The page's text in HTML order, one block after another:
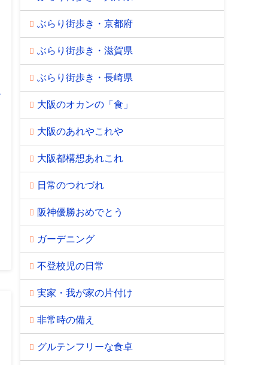
ぶらり街歩き・京都府
ぶらり街歩き・滋賀県
ぶらり街歩き・長崎県
大阪のオカンの「食」
大阪のあれやこれや
大阪都構想あれこれ
日常のつれづれ
阪神優勝おめでとう
ガーデニング
不登校児の日常
実家・我が家の片付け
非常時の備え
グルテンフリーな食卓